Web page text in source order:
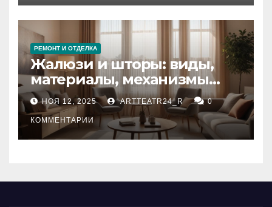
РЕМОНТ И ОТДЕЛКА
Жалюзи и шторы: виды,
материалы, механизмы
управления и уход
НОЯ 12, 2025 ARTTEATR24_R 0
КОММЕНТАРИИ